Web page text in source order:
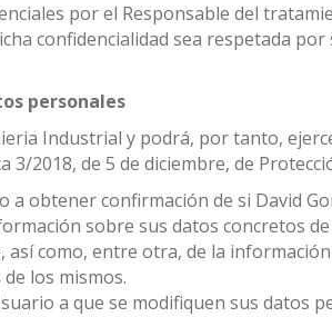
por el Responsable del
confidencialidad sea respetada
personales
Industrial y podrá, por tanto,
3/2018, de 5 de diciembre, de
a obtener confirmación de si David
sobre sus datos concretos
como, entre otra, de la
los mismos.
a que se modifiquen sus datos